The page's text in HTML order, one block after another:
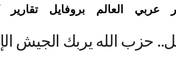
عربي العالم بروفايل تقارير
حزب الله يربك الجيش